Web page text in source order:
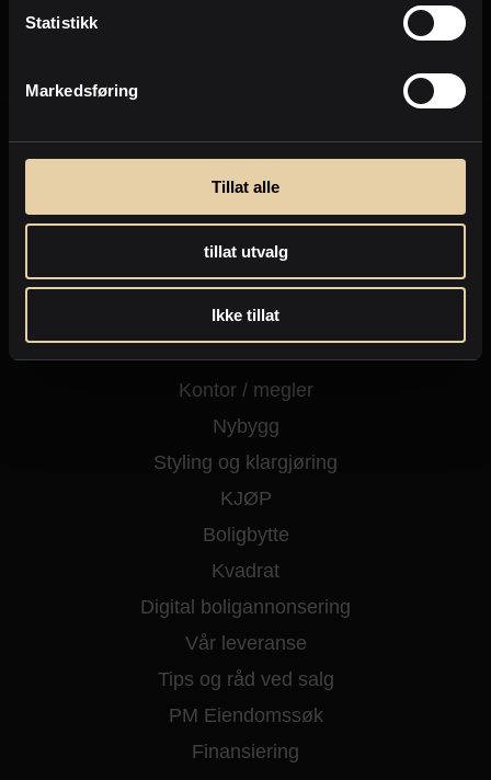
Statistikk
Markedsføring
Tillat alle
tillat utvalg
Ikke tillat
Selge eiendom
Kjøpe eiendom
Fritidseiendom
Kontor / megler
Nybygg
Styling og klargjøring
KJØP
Boligbytte
Kvadrat
Digital boligannonsering
Vår leveranse
Tips og råd ved salg
PM Eiendomssøk
Finansiering